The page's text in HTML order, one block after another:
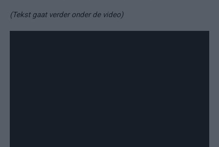
(Tekst gaat verder onder de video)